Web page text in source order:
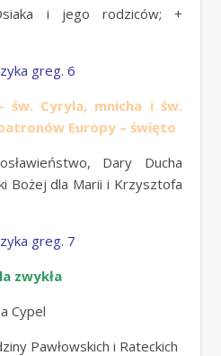
i jego rodziców; +
greg. 6
św. Cyryla, mnicha i św.
Europy – święto
Dary Ducha
Bożej dla Marii i Krzysztofa
greg. 7
zwykła
Cypel
Pawłowskich i Rateckich